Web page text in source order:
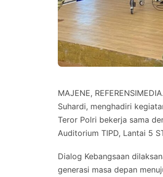
MAJENE,
Suhardi, menghadiri
Teror Polri bekerja sama
Auditorium TIPD, Lantai 5
Dialog Kebangsaan
generasi masa depan